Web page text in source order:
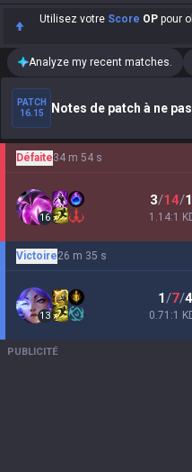
Utilisez votre Score OP pour
Analyze my recent matches.
PATCH
16.15
Notes de patch à ne
Défaite34 m 54 s
16
3/14/
1.14:1
Victoire26 m 35 s
13
1/7/4
0.71:1
PUBLICITÉ